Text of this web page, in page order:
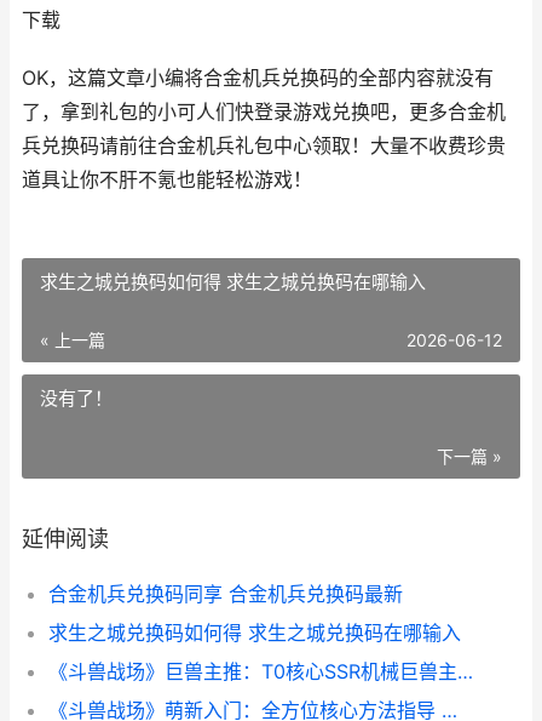
下载
OK，这篇文章小编将合金机兵兑换码的全部内容就没有
了，拿到礼包的小可人们快登录游戏兑换吧，更多合金机
兵兑换码请前往合金机兵礼包中心领取！大量不收费珍贵
道具让你不肝不氪也能轻松游戏！
求生之城兑换码如何得 求生之城兑换码在哪输入
« 上一篇 2026-06-12
没有了！
下一篇 »
延伸阅读
合金机兵兑换码同享 合金机兵兑换码最新
求生之城兑换码如何得 求生之城兑换码在哪输入
《斗兽战场》巨兽主推：T0核心SSR机械巨兽主推 斗兽场专访全部资源
《斗兽战场》萌新入门：全方位核心方法指导 斗兽战争